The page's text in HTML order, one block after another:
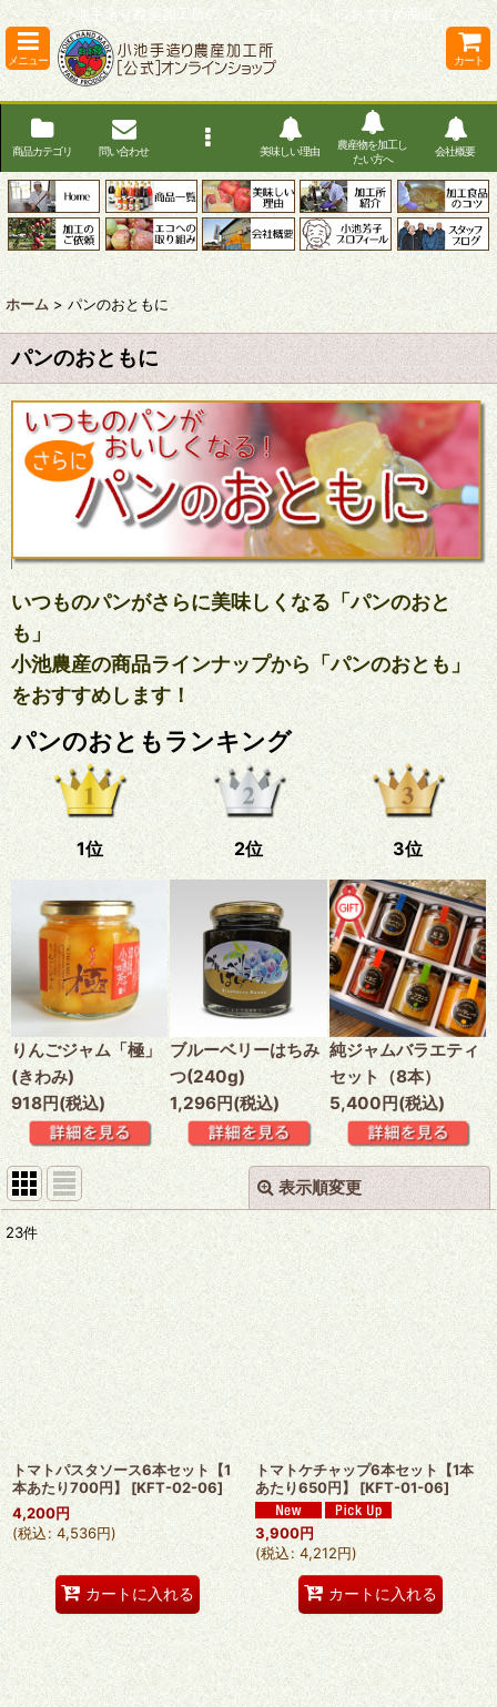
小池手造り農産加工所の「パンのおとも」におすすめ商品
メニュー カート
商品カテゴリ 問い合わせ 美味しい理由
農産物を加工し
たい方へ
会社概要
ホーム > パンのおともに
パンのおともに
いつものパンがさらに美味しくなる「パンのおと
も」
小池農産の商品ラインナップから「パンのおとも」
をおすすめします！
パンのおともランキング
1位
りんごジャム「極」
(きわみ)
918円(税込)
2位
ブルーベリーはちみ
つ(240g)
1,296円(税込)
3位
純ジャムバラエティ
セット（8本）
5,400円(税込)
表示順変更
表示数
閉じる
23件
トマトパスタソース6本セット【1
本あたり700円】
[KFT-02-06]
4,200円
(税込: 4,536円)
カートに入れる
トマトケチャップ6本セット【1本
あたり650円】
[KFT-01-06]
3,900円
(税込: 4,212円)
カートに入れる